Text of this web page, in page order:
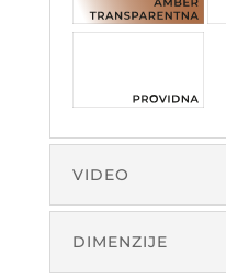
VIDEO
DIMENZIJE